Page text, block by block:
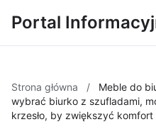
Portal
Strona główna /
Meble do
wybrać biurko z szufladami,
krzesło, by zwiększyć